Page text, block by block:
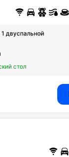
двуспальной
стол